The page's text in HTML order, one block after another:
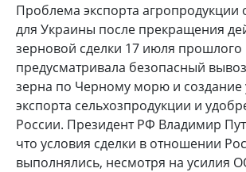
Проблема экспорта агропродукции
для Украины после прекращения
зерновой сделки 17 июля прошлого
предусматривала безопасный
зерна по Черному морю и создание
экспорта сельхозпродукции и
России. Президент РФ Владимир
что условия сделки в отношении
выполнялись, несмотря на усилия